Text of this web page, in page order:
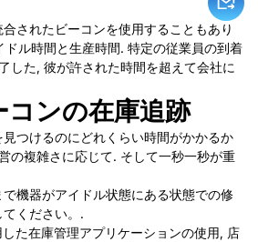
されたビーコンを使用することもあり
ドル時間と生産時間. 特定の従業員の到着
した, 彼が許された時間を超えて会社に
ンの在庫追跡
つけるのにどれくらい時間がかかるか
の複雑さに応じて. そして一秒一秒が重
機器がアイドル状態にある状態での修
ください。.
た在庫管理アプリケーションの使用, 店